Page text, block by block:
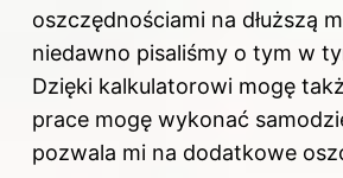
oszczędnościami na dłuższą
niedawno pisaliśmy o tym w
Dzięki kalkulatorowi mogę
prace mogę wykonać
pozwala mi na dodatkowe